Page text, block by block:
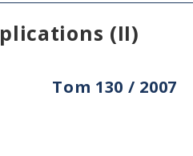
(II)
Tom 130 / 2007